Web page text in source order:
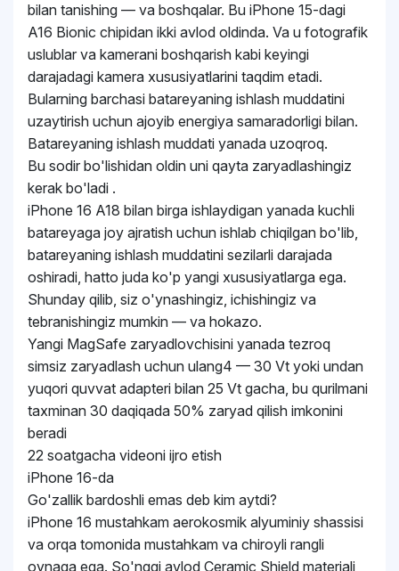
bilan tanishing — va boshqalar. Bu iPhone 15-dagi
A16 Bionic chipidan ikki avlod oldinda. Va u fotografik
uslublar va kamerani boshqarish kabi keyingi
darajadagi kamera xususiyatlarini taqdim etadi.
Bularning barchasi batareyaning ishlash muddatini
uzaytirish uchun ajoyib energiya samaradorligi bilan.
Batareyaning ishlash muddati yanada uzoqroq.
Bu sodir bo'lishidan oldin uni qayta zaryadlashingiz
kerak bo'ladi .
iPhone 16 A18 bilan birga ishlaydigan yanada kuchli
batareyaga joy ajratish uchun ishlab chiqilgan bo'lib,
batareyaning ishlash muddatini sezilarli darajada
oshiradi, hatto juda ko'p yangi xususiyatlarga ega.
Shunday qilib, siz o'ynashingiz, ichishingiz va
tebranishingiz mumkin — va hokazo.
Yangi MagSafe zaryadlovchisini yanada tezroq
simsiz zaryadlash uchun ulang4 — 30 Vt yoki undan
yuqori quvvat adapteri bilan 25 Vt gacha, bu qurilmani
taxminan 30 daqiqada 50% zaryad qilish imkonini
beradi
22 soatgacha videoni ijro etish
iPhone 16-da
Go'zallik bardoshli emas deb kim aytdi?
iPhone 16 mustahkam aerokosmik alyuminiy shassisi
va orqa tomonida mustahkam va chiroyli rangli
oynaga ega. So'nggi avlod Ceramic Shield materiali